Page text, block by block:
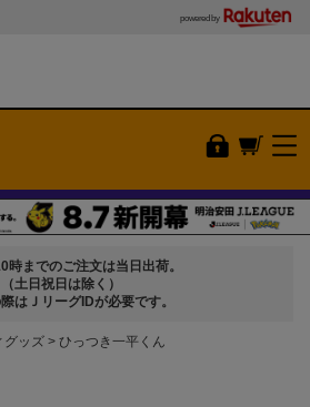
powered by
時までのご注文は当日出荷。
（土日祝日は除く）
はＪリーグIDが必要です。
グッズ ひっつき一平くん